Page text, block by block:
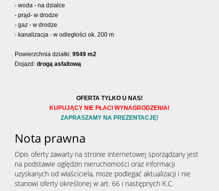
- woda - na działce
- prąd- w drodze
- gaz - w drodze
- kanalizacja - w odległości ok. 200 m
Powierzchnia działki: 9949 m2
Dojazd: drogą asfaltową
OFERTA TYLKO U NAS!
KUPUJĄCY NIE PŁACI WYNAGRODZENIA!
ZAPRASZAMY NA PREZENTACJĘ!
Nota prawna
Opis oferty zawarty na stronie internetowej sporządzany jest
na podstawie oględzin nieruchomości oraz informacji
uzyskanych od właściciela, może podlegać aktualizacji i nie
stanowi oferty określonej w art. 66 i następnych K.C.